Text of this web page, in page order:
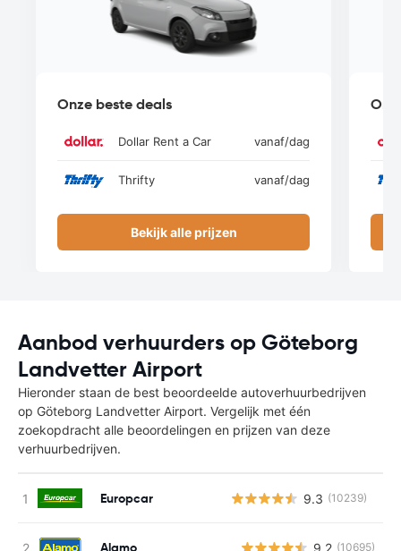
Onze beste deals
Dollar Rent a Car vanaf/dag
Thrifty vanaf/dag
Bekijk alle prijzen
Aanbod verhuurders op Göteborg
Landvetter Airport
Hieronder staan de best beoordeelde autoverhuurbedrijven
op Göteborg Landvetter Airport. Vergelijk met één
zoekopdracht alle beoordelingen en prijzen van deze
verhuurbedrijven.
Europcar 9.3 (10239)
Alamo 9.2 (10695)